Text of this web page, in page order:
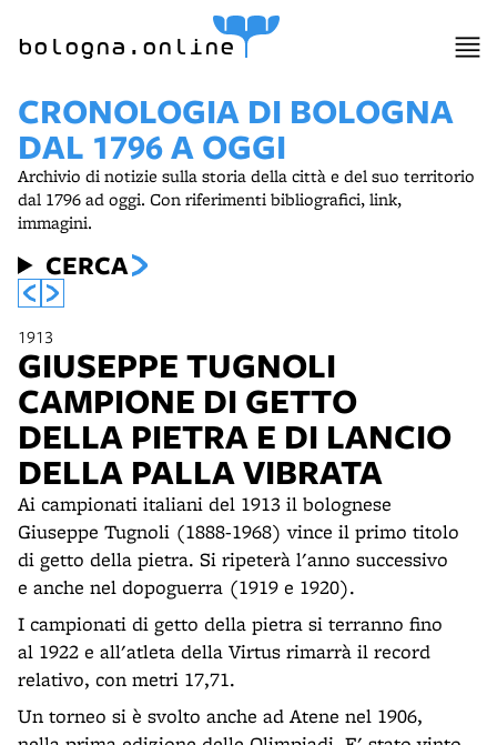
bologna.online
CRONOLOGIA DI BOLOGNA
DAL 1796 A OGGI
Archivio di notizie sulla storia della città e del suo territorio
dal 1796 ad oggi. Con riferimenti bibliografici, link,
immagini.
CERCA
1913
GIUSEPPE TUGNOLI
CAMPIONE DI GETTO
DELLA PIETRA E DI LANCIO
DELLA PALLA VIBRATA
Ai campionati italiani del 1913 il bolognese
Giuseppe Tugnoli (1888-1968) vince il primo titolo
di getto della pietra. Si ripeterà l'anno successivo
e anche nel dopoguerra (1919 e 1920).
I campionati di getto della pietra si terranno fino
al 1922 e all'atleta della Virtus rimarrà il record
relativo, con metri 17,71.
Un torneo si è svolto anche ad Atene nel 1906,